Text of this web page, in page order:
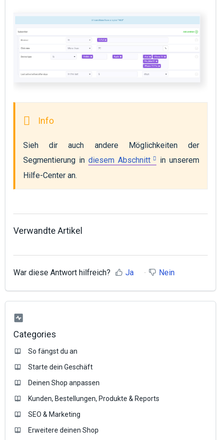
Sieh dir auch andere Möglichkeiten der
Segmentierung in diesem Abschnitt
in unserem
Hilfe-Center an.
Verwandte Artikel
War diese Antwort hilfreich? Ja Nein
Categories
So fängst du an
Starte dein Geschäft
Deinen Shop anpassen
Kunden, Bestellungen, Produkte & Reports
SEO & Marketing
Erweitere deinen Shop